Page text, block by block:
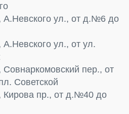
А.Невского ул., от д.№6 до
ул., от ул.
пер., от
Советской
Кирова пр., от д.№40 до